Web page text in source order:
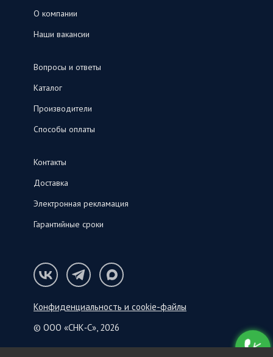
О компании
Наши вакансии
Вопросы и ответы
Каталог
Производители
Способы оплаты
Контакты
Доставка
Электронная рекламация
Гарантийные сроки
Конфиденциальность и cookie-файлы
© ООО «СНК‑С», 2026